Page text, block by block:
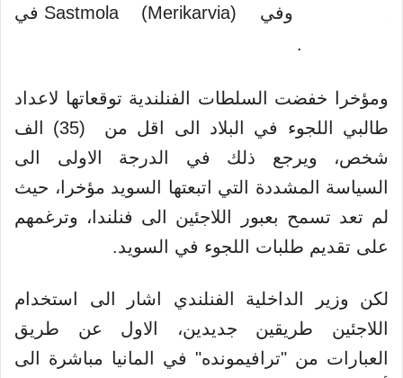
Vanda وفي Sastmola (Merikarvia) في
ومؤخرا خفضت السلطات الفنلندية توقعاتها لاعداد
طالبي اللجوء في البلاد الى اقل من (35) الف
شخص، ويرجع ذلك في الدرجة الاولى الى
السياسة المشددة التي اتبعتها السويد مؤخرا، حيث
لم تعد تسمح بعبور اللاجئين الى فنلندا، وترغمهم
على تقديم طلبات اللجوء في السويد.
لكن وزير الداخلية الفنلندي اشار الى استخدام
اللاجئين طريقين جديدين، الاول عن طريق
العبارات من "ترافيمونده" في المانيا مباشرة الى